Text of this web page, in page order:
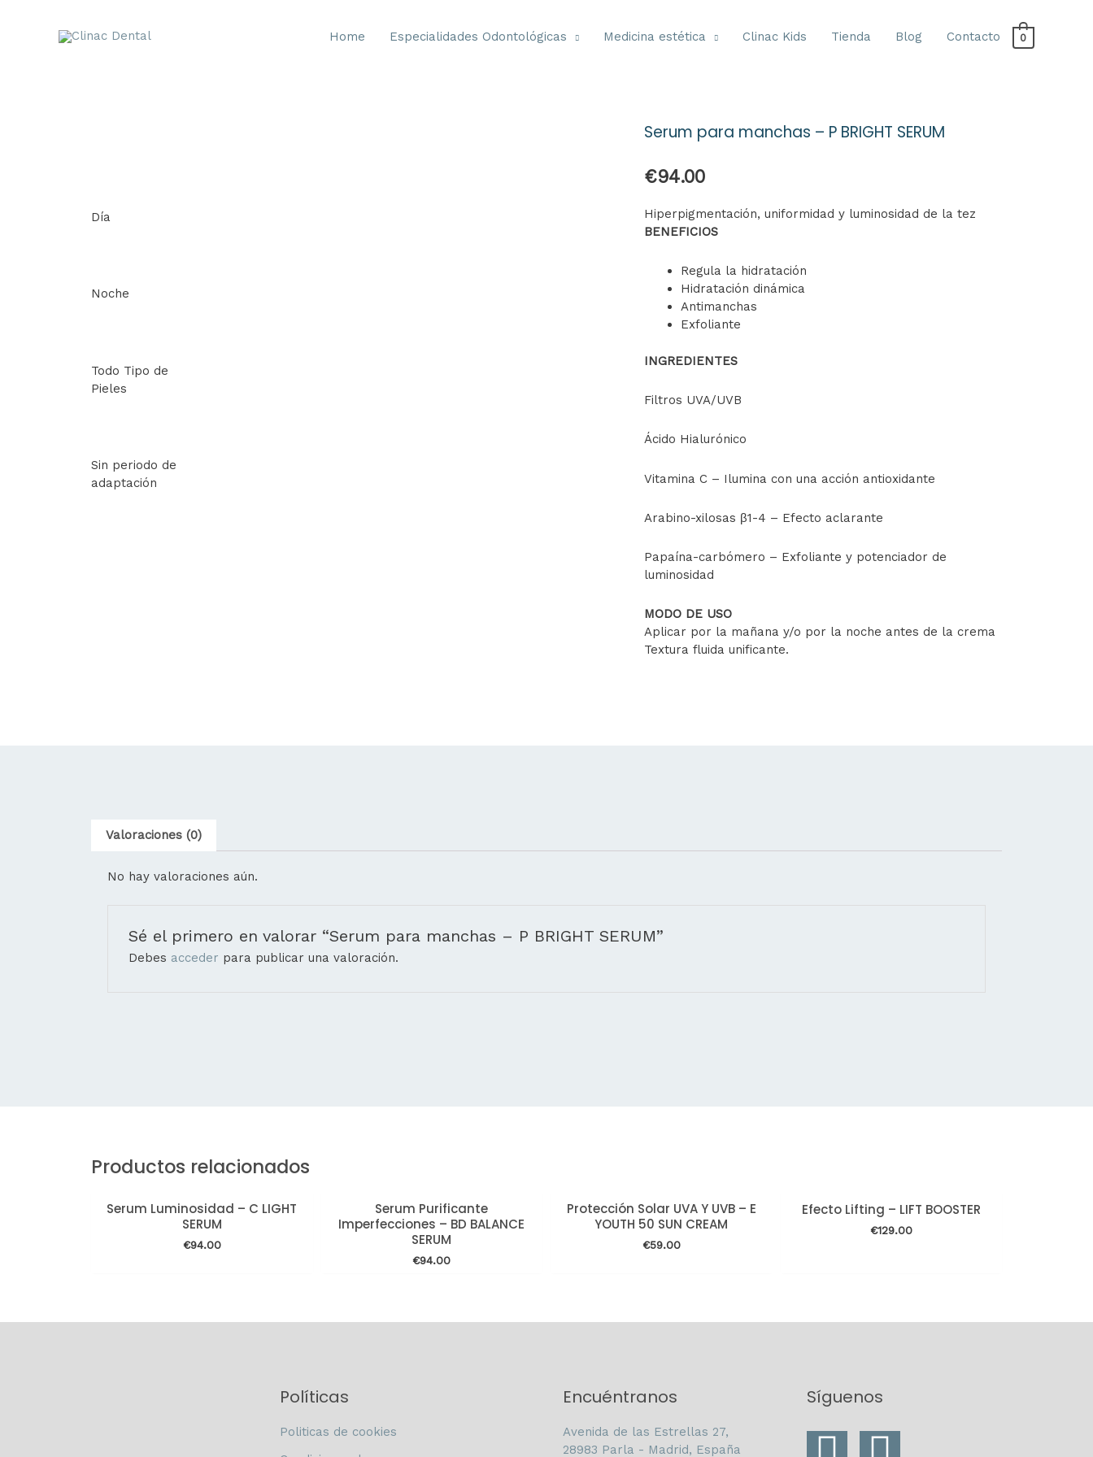
Home Especialidades Odontológicas Medicina estética Clinac Kids Tienda Blog Contacto 0
Día
Noche
Todo Tipo de
Pieles
Sin periodo de
adaptación
Serum para manchas – P BRIGHT SERUM
€94.00
Hiperpigmentación, uniformidad y luminosidad de la tez
BENEFICIOS
Regula la hidratación
Hidratación dinámica
Antimanchas
Exfoliante
INGREDIENTES
Filtros UVA/UVB
Ácido Hialurónico
Vitamina C – Ilumina con una acción antioxidante
Arabino-xilosas β1-4 – Efecto aclarante
Papaína-carbómero – Exfoliante y potenciador de
luminosidad
MODO DE USO
Aplicar por la mañana y/o por la noche antes de la crema
Textura fluida unificante.
Valoraciones (0)
No hay valoraciones aún.
Sé el primero en valorar “Serum para manchas – P BRIGHT SERUM”
Debes acceder para publicar una valoración.
Productos relacionados
Serum Luminosidad – C LIGHT
SERUM
€94.00
Serum Purificante
Imperfecciones – BD BALANCE
SERUM
€94.00
Protección Solar UVA Y UVB – E
YOUTH 50 SUN CREAM
€59.00
Efecto Lifting – LIFT BOOSTER
€129.00
Políticas
Politicas de cookies
Encuéntranos
Avenida de las Estrellas 27,
28983 Parla - Madrid, España
Síguenos
I F